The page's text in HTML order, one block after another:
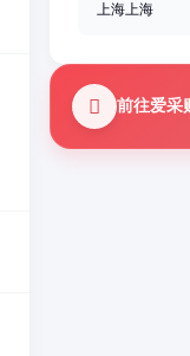
上海上海
前往爱采